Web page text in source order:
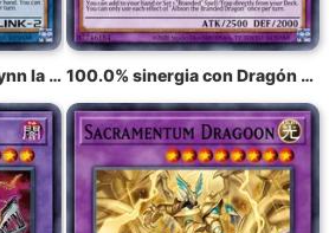
100.0% sinergia con Wynn la Encantadora del Viento, Verde 100.0% sinergia con Dragón Marcado Albion